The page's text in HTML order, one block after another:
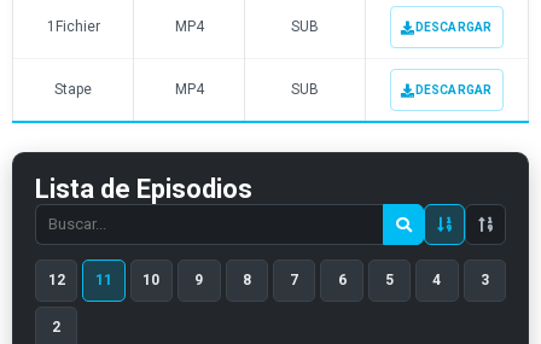
1Fichier MP4 SUB DESCARGAR
Stape MP4 SUB DESCARGAR
Lista de Episodios
Search
episode
number
12 11 10 9 8 7 6 5 4 3
2